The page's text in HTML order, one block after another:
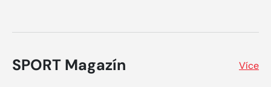
SPORT Magazín Více